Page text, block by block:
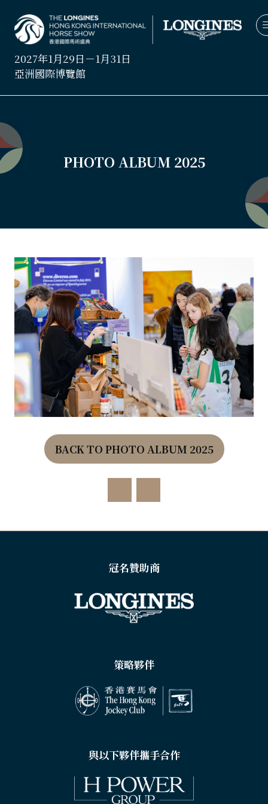
2027年1月29日－1月31日
亞洲國際博覽館
PHOTO ALBUM 2025
BACK TO PHOTO ALBUM 2025
(OPENS
NEW
冠名贊助商
策略夥伴
與以下夥伴攜手合作